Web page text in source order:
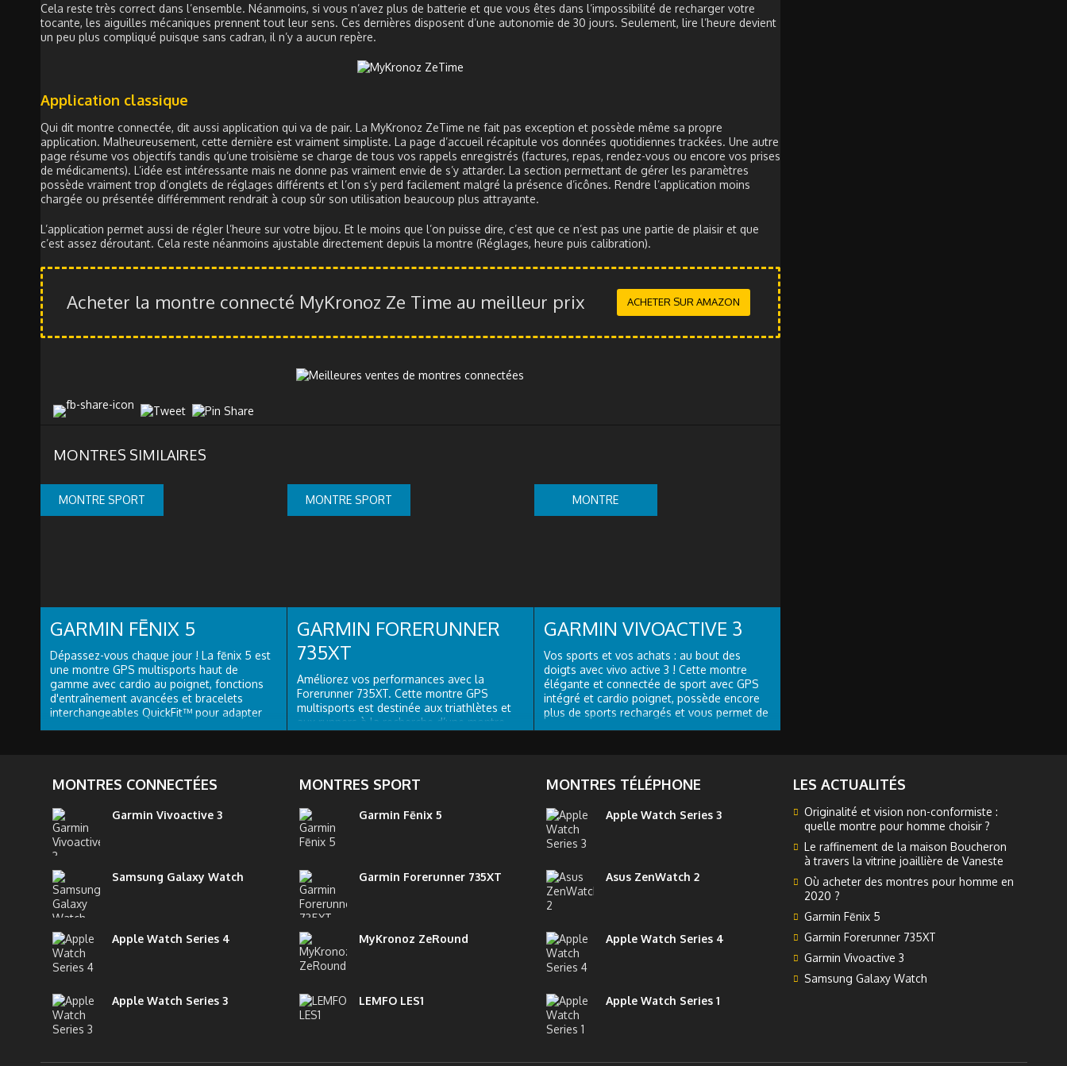
Cela reste très correct dans l’ensemble. Néanmoins, si vous n’avez plus de batterie et que vous êtes dans l’impossibilité de recharger votre
tocante, les aiguilles mécaniques prennent tout leur sens. Ces dernières disposent d’une autonomie de 30 jours. Seulement, lire l’heure devient
un peu plus compliqué puisque sans cadran, il n’y a aucun repère.
Application classique
Qui dit montre connectée, dit aussi application qui va de pair. La MyKronoz ZeTime ne fait pas exception et possède même sa propre
application. Malheureusement, cette dernière est vraiment simpliste. La page d’accueil récapitule vos données quotidiennes trackées. Une autre
page résume vos objectifs tandis qu’une troisième se charge de tous vos rappels enregistrés (factures, repas, rendez-vous ou encore vos prises
de médicaments). L’idée est intéressante mais ne donne pas vraiment envie de s’y attarder. La section permettant de gérer les paramètres
possède vraiment trop d’onglets de réglages différents et l’on s’y perd facilement malgré la présence d’icônes. Rendre l’application moins
chargée ou présentée différemment rendrait à coup sûr son utilisation beaucoup plus attrayante.
L’application permet aussi de régler l’heure sur votre bijou. Et le moins que l’on puisse dire, c’est que ce n’est pas une partie de plaisir et que
c’est assez déroutant. Cela reste néanmoins ajustable directement depuis la montre (Réglages, heure puis calibration).
Acheter la montre connecté MyKronoz Ze Time au meilleur prix ACHETER SUR AMAZON
MONTRES SIMILAIRES
MONTRE SPORT
GARMIN FĒNIX 5
Dépassez-vous chaque jour ! La fēnix 5 est
une montre GPS multisports haut de
gamme avec cardio au poignet, fonctions
d'entraînement avancées et bracelets
interchangeables QuickFit™ pour adapter
MONTRE SPORT
GARMIN FORERUNNER
735XT
Améliorez vos performances avec la
Forerunner 735XT. Cette montre GPS
multisports est destinée aux triathlètes et
aux runners à la recherche d’une montre
technologie Garmin Elevate. Il...
MONTRE
GARMIN VIVOACTIVE 3
Vos sports et vos achats : au bout des
doigts avec vivo active 3 ! Cette montre
élégante et connectée de sport avec GPS
intégré et cardio poignet, possède encore
plus de sports rechargés et vous permet de
MONTRES CONNECTÉES
Garmin Vivoactive 3
Samsung Galaxy Watch
Apple Watch Series 4
Apple Watch Series 3
MONTRES SPORT
Garmin Fēnix 5
Garmin Forerunner 735XT
MyKronoz ZeRound
LEMFO LES1
MONTRES TÉLÉPHONE
Apple Watch Series 3
Asus ZenWatch 2
Apple Watch Series 4
Apple Watch Series 1
LES ACTUALITÉS
Originalité et vision non-conformiste :
quelle montre pour homme choisir ?
Le raffinement de la maison Boucheron
à travers la vitrine joaillière de Vaneste
Où acheter des montres pour homme en
2020 ?
Garmin Fēnix 5
Garmin Forerunner 735XT
Garmin Vivoactive 3
Samsung Galaxy Watch